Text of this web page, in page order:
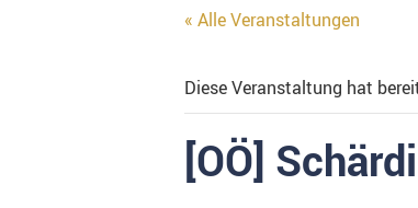
« Alle Veranstaltungen
Diese Veranstaltung hat
[OÖ]